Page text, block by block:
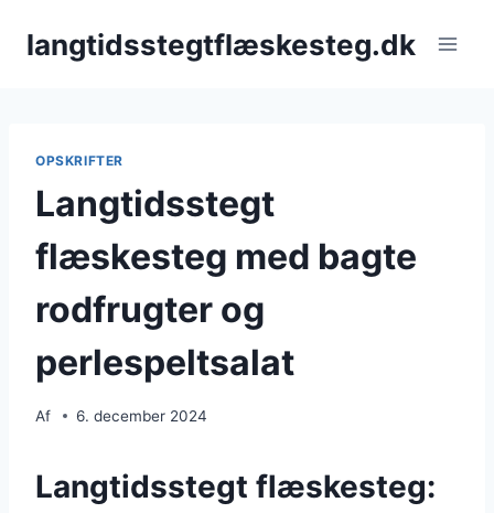
langtidsstegtflæskesteg.dk
OPSKRIFTER
Langtidsstegt
flæskesteg med bagte
rodfrugter og
perlespeltsalat
Af 6. december 2024
Langtidsstegt flæskesteg: